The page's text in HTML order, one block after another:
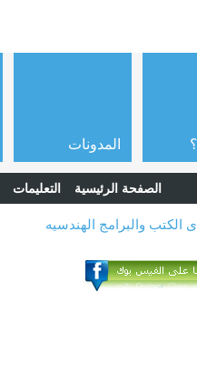
الصفحة الرئيسية التعليمات
المدونات
الكتب والبرامج الهندسيه